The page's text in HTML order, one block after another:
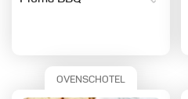
OVENSCHOTEL